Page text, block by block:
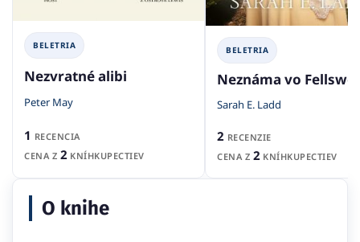
BELETRIA
Nezvratné alibi
Peter May
1 RECENCIA
CENA Z 2 KNÍHKUPECTIEV
BELETRIA
Neznáma vo
Sarah E. Ladd
2 RECENZIE
CENA Z 2 KNÍHKUPECTIEV
O knihe